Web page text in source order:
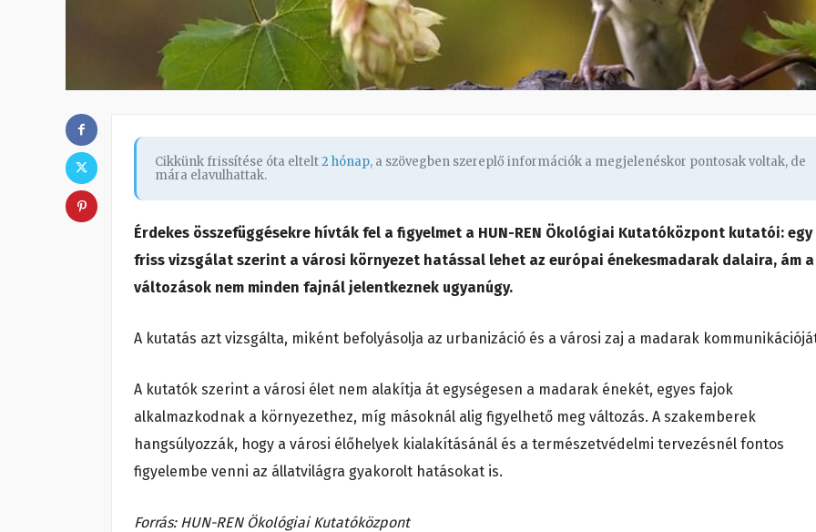
Cikkünk frissítése óta eltelt2 hónap, a szövegben szereplő információk a megjelenéskor pontosak voltak, de
mára elavulhattak.
Érdekes összefüggésekre hívták fel a figyelmet a HUN-REN Ökológiai Kutatóközpont kutatói: egy
friss vizsgálat szerint a városi környezet hatással lehet az európai énekesmadarak dalaira, ám a
változások nem minden fajnál jelentkeznek ugyanúgy.
A kutatás azt vizsgálta, miként befolyásolja az urbanizáció és a városi zaj a madarak
A kutatók szerint a városi élet nem alakítja át egységesen a madarak énekét, egyes fajok
alkalmazkodnak a környezethez, míg másoknál alig figyelhető meg változás. A szakemberek
hangsúlyozzák, hogy a városi élőhelyek kialakításánál és a természetvédelmi tervezésnél fontos
figyelembe venni az állatvilágra gyakorolt hatásokat is.
Forrás: HUN-REN Ökológiai Kutatóközpont